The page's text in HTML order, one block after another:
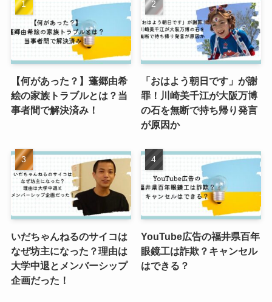
【何があった？】蓬郷由希
絵の家族トラブルとは？当
事者間で解決済み！
「おはよう朝日です」が謝
罪！川崎美千江が大阪万博
の石を無断で持ち帰り発言
が原因か
いだちゃんねるのサイコは
なぜ坊主になった？理由は
大学中退とメンバーシップ
企画だった！
YouTube広告の福井県百年
眼鏡工は詐欺？キャンセル
はできる？